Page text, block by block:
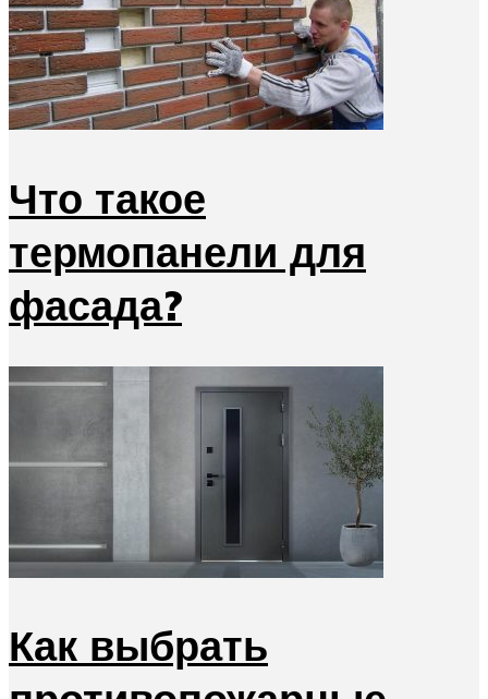
Что такое
термопанели для
фасада?
Как выбрать